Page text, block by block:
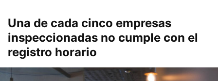
Una de cada cinco empresas
inspeccionadas no cumple con el
registro horario